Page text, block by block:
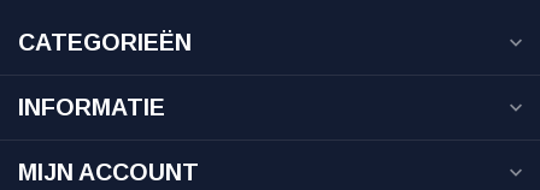
CATEGORIEËN
INFORMATIE
MIJN ACCOUNT